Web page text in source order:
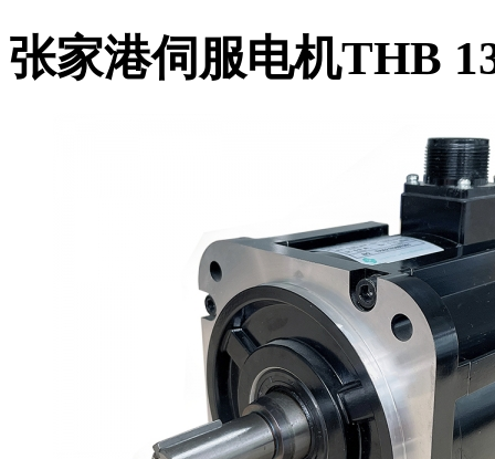
张家港伺服电机THB